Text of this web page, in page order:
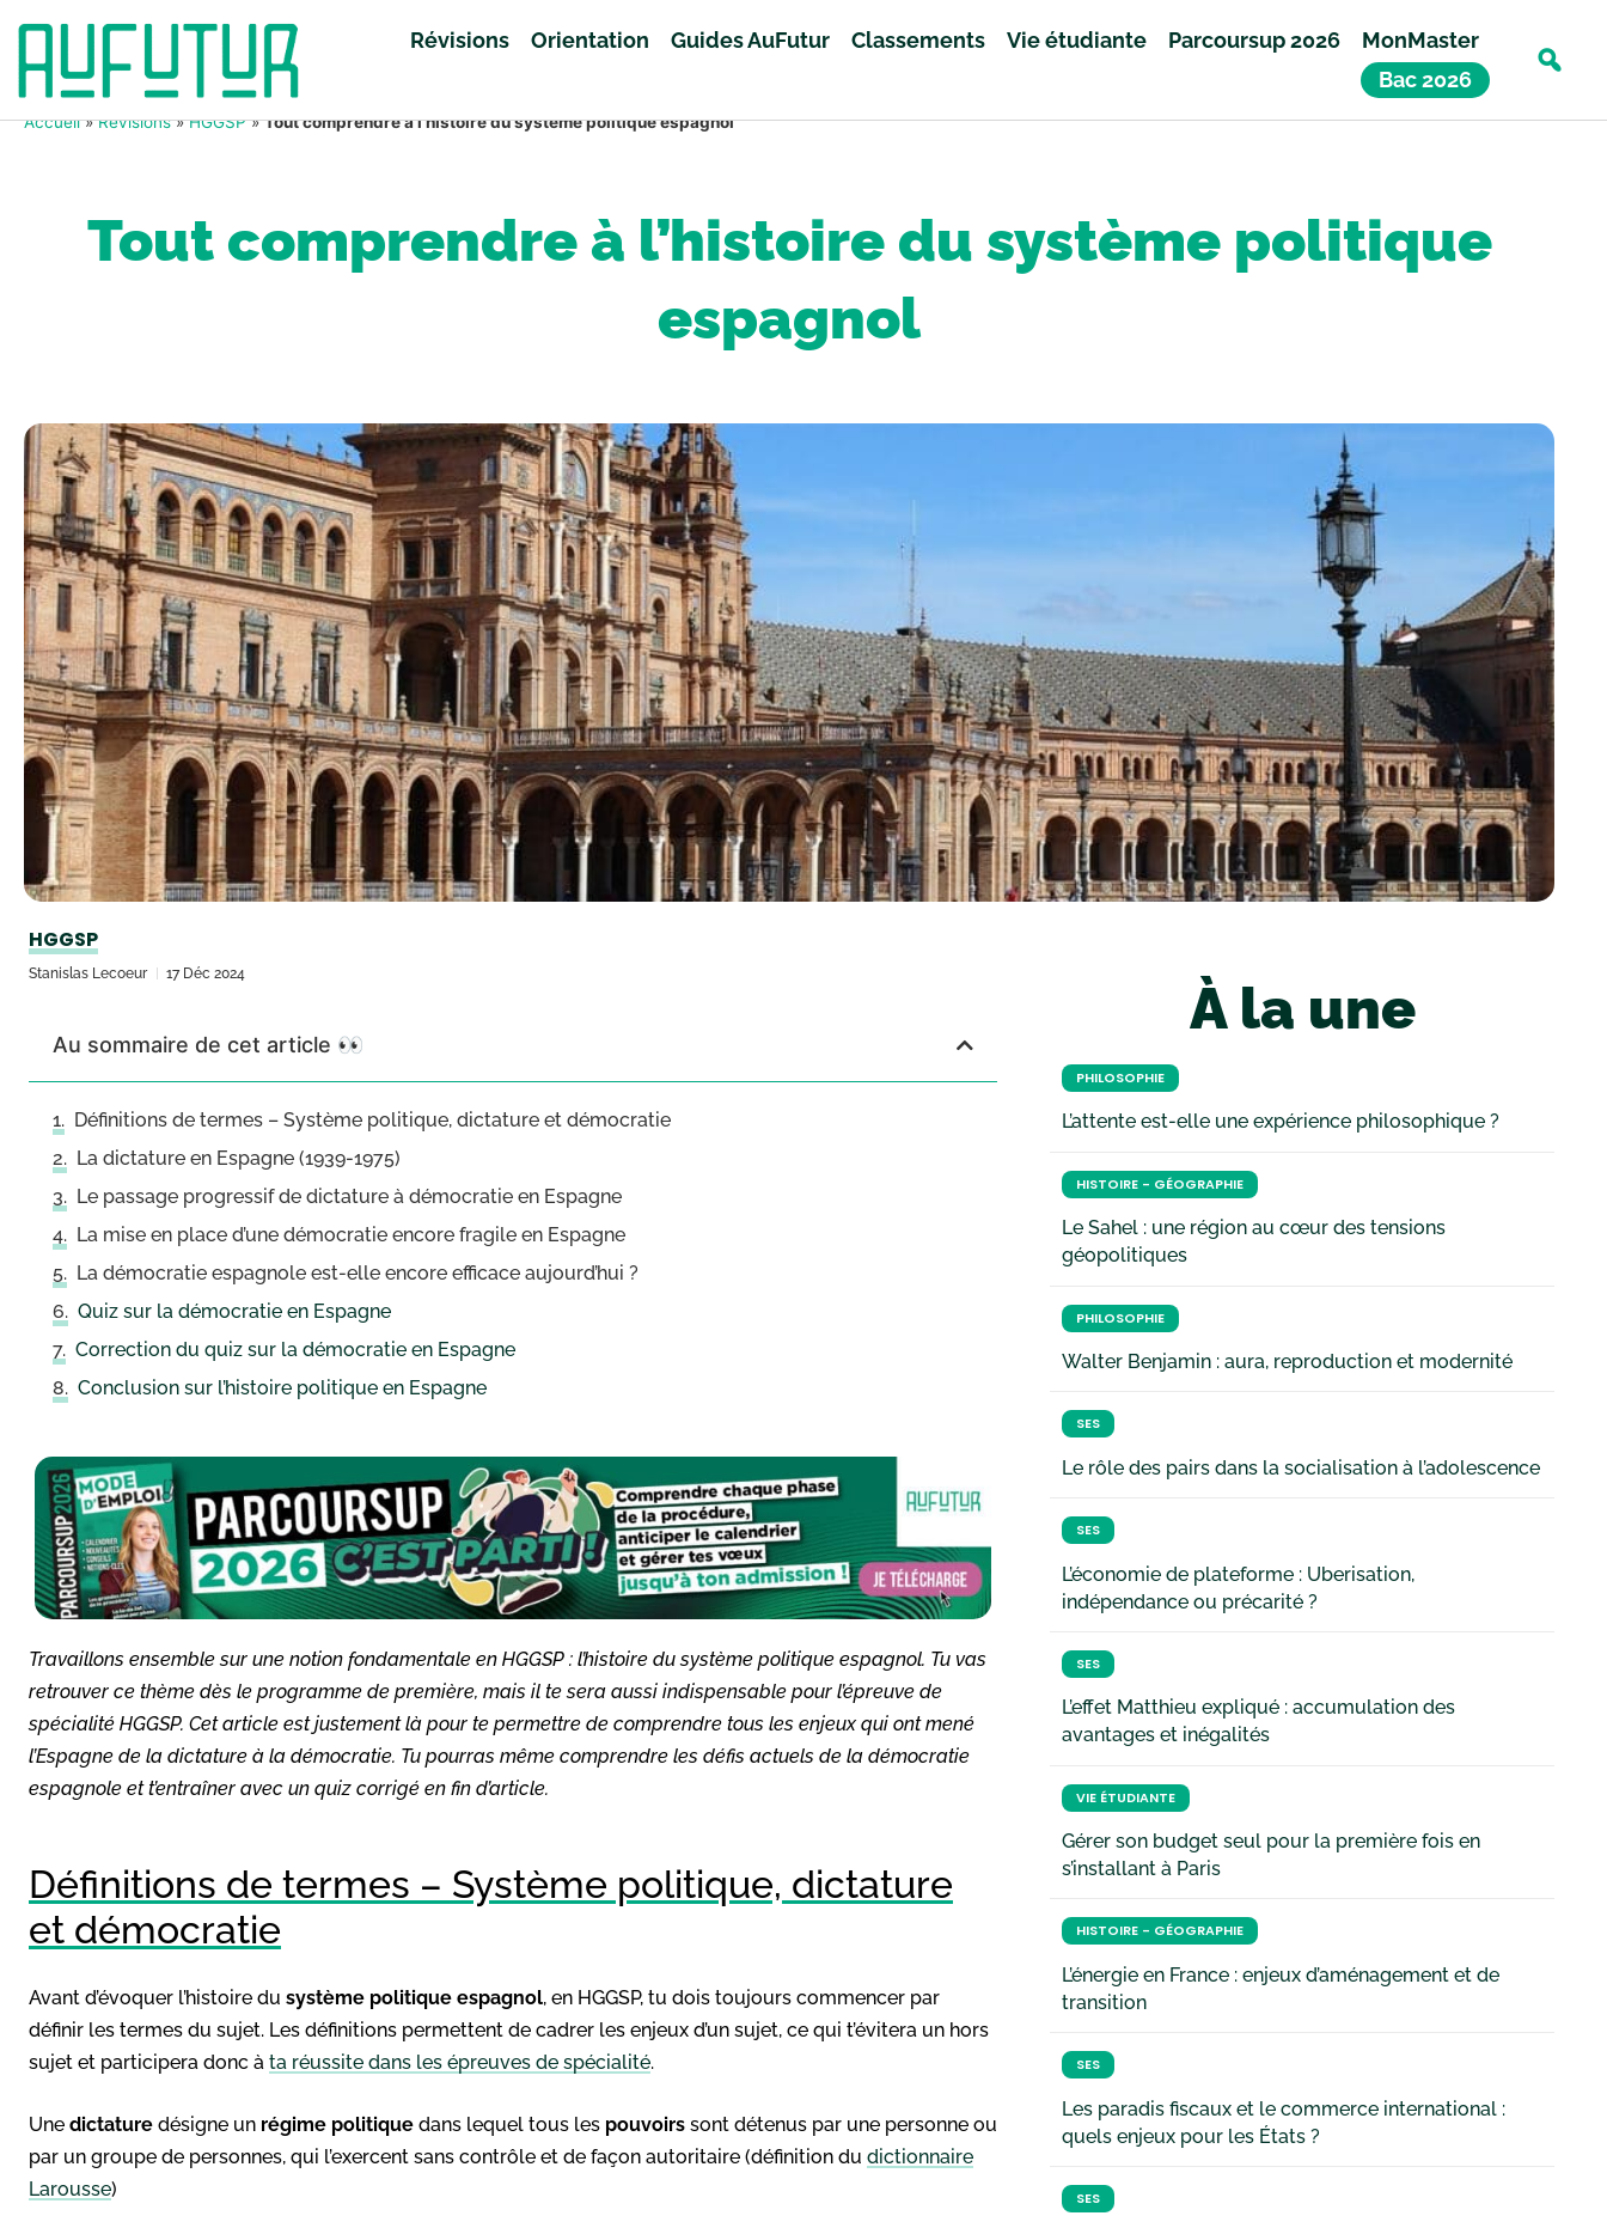
Révisions Orientation Guides AuFutur Classements Vie étudiante Parcoursup 2026
MonMaster
Bac 2026
Accueil»Révisions»HGGSP»Tout comprendre à l’histoire du système politique espagnol
Tout comprendre à l’histoire du système politique
espagnol
HGGSP
Stanislas Lecoeur 17 Déc 2024
Au sommaire de cet article 👀
Définitions de termes – Système politique, dictature et démocratie
La dictature en Espagne (1939-1975)
Le passage progressif de dictature à démocratie en Espagne
La mise en place d’une démocratie encore fragile en Espagne
La démocratie espagnole est-elle encore efficace aujourd’hui ?
Quiz sur la démocratie en Espagne
Correction du quiz sur la démocratie en Espagne
Conclusion sur l’histoire politique en Espagne
Travaillons ensemble sur une notion fondamentale en HGGSP : l’histoire du système politique espagnol. Tu vas
retrouver ce thème dès le programme de première, mais il te sera aussi indispensable pour l’épreuve de
spécialité HGGSP. Cet article est justement là pour te permettre de comprendre tous les enjeux qui ont mené
l’Espagne de la dictature à la démocratie. Tu pourras même comprendre les défis actuels de la démocratie
espagnole et t’entraîner avec un quiz corrigé en fin d’article.
Définitions de termes – Système politique, dictature
et démocratie
Avant d’évoquer l’histoire du système politique espagnol, en HGGSP, tu dois toujours commencer par
définir les termes du sujet. Les définitions permettent de cadrer les enjeux d’un sujet, ce qui t’évitera un hors
sujet et participera donc à ta réussite dans les épreuves de spécialité.
Une dictature désigne un régime politique dans lequel tous les pouvoirs sont détenus par une personne ou
par un groupe de personnes, qui l’exercent sans contrôle et de façon autoritaire (définition du dictionnaire
Larousse)
À la une
PHILOSOPHIE
L’attente est-elle une expérience philosophique ?
HISTOIRE - GÉOGRAPHIE
Le Sahel : une région au cœur des tensions
géopolitiques
PHILOSOPHIE
Walter Benjamin : aura, reproduction et modernité
SES
Le rôle des pairs dans la socialisation à l’adolescence
SES
L’économie de plateforme : Uberisation,
indépendance ou précarité ?
SES
L’effet Matthieu expliqué : accumulation des
avantages et inégalités
VIE ÉTUDIANTE
Gérer son budget seul pour la première fois en
s’installant à Paris
HISTOIRE - GÉOGRAPHIE
L’énergie en France : enjeux d’aménagement et de
transition
SES
Les paradis fiscaux et le commerce international :
quels enjeux pour les États ?
SES